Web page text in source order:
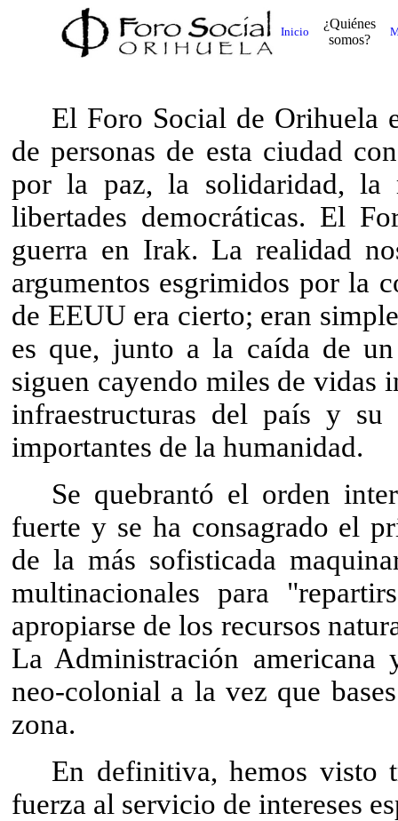
Inicio
¿Quiénes
somos?
El Foro Social de Orihuela
de personas de esta ciudad
por la paz, la solidaridad, la
libertades democráticas. El
guerra en Irak. La realidad
argumentos esgrimidos por la
de EEUU era cierto; eran
es que, junto a la caída de
siguen cayendo miles de vidas
infraestructuras del país y
importantes de la humanidad.
Se quebrantó el orden
fuerte y se ha consagrado el
de la más sofisticada
multinacionales para
apropiarse de los recursos
La Administración
neo-colonial a la vez que
zona.
En definitiva, hemos
fuerza al servicio de intereses